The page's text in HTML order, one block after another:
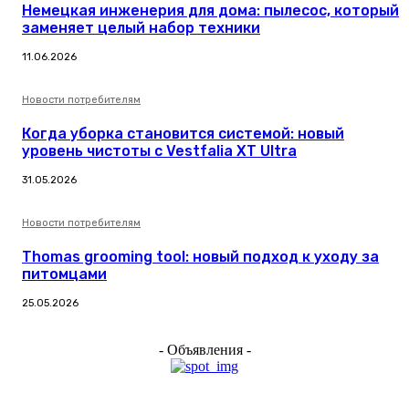
Немецкая инженерия для дома: пылесос, который
заменяет целый набор техники
11.06.2026
Новости потребителям
Когда уборка становится системой: новый
уровень чистоты с Vestfalia XT Ultra
31.05.2026
Новости потребителям
Thomas grooming tool: новый подход к уходу за
питомцами
25.05.2026
- Объявления -